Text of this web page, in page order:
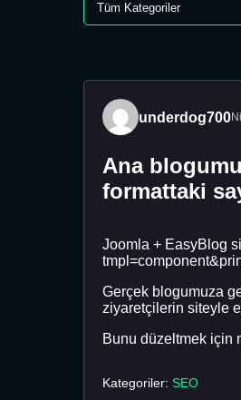
underdog700
Ana
formattaki
Joomla + EasyBlog
Gerçek blogumuza
ziyaretçilerin siteyle
Bunu düzeltmek için
Kategoriler: SEO